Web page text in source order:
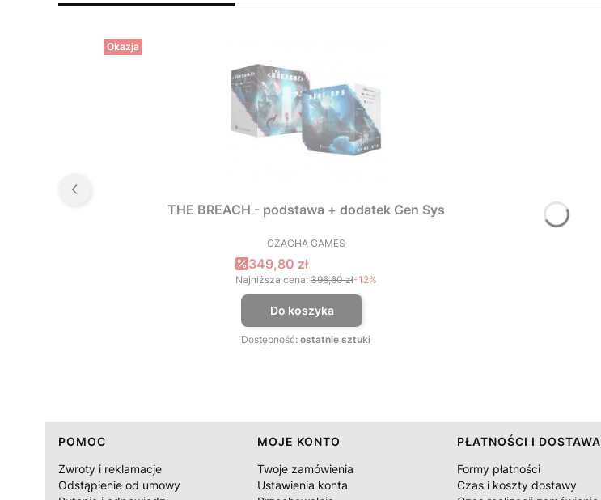
Okazja
THE BREACH - podstawa + dodatek Gen Sys
PRODUCENT
CZACHA GAMES
Cena promocyjna
349,80 zł
Najniższa cena: 396,60 zł-12%
Do koszyka
Dostępność: ostatnie sztuki
Linki w stopce
POMOC
Zwroty i reklamacje
Odstąpienie od umowy
MOJE KONTO
Twoje zamówienia
Ustawienia konta
PŁATNOŚCI I DOSTAWA
Formy płatności
Czas i koszty dostawy